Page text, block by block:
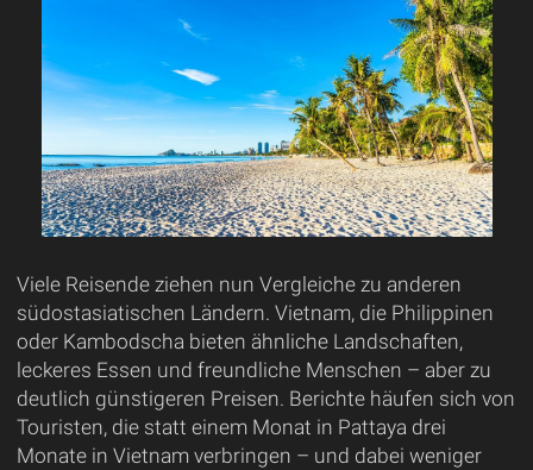
Viele Reisende ziehen nun Vergleiche zu anderen
südostasiatischen Ländern. Vietnam, die Philippinen
oder Kambodscha bieten ähnliche Landschaften,
leckeres Essen und freundliche Menschen – aber zu
deutlich günstigeren Preisen. Berichte häufen sich von
Touristen, die statt einem Monat in Pattaya drei
Monate in Vietnam verbringen – und dabei weniger